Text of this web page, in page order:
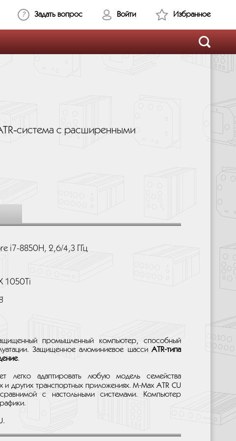
Задать вопрос Войти Избранное
с расширенными
i7-8850H, 2,6/4,3 ГГц
1050Ti
промышленный компьютер, способный
Защищенное алюминиевое шассиATR-типа
.
легко адаптировать любую модель семейства
других транспортных приложениях. M-Max ATR CU
с настольными системами. Компьютер